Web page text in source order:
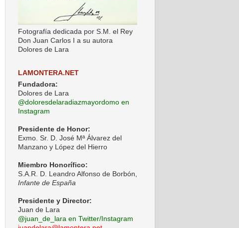
Fotografía dedicada por S.M. el Rey
Don Juan Carlos I a su autora
Dolores de Lara
LAMONTERA.NET
Fundadora:
Dolores de Lara
@doloresdelaradiazmayordomo en
Instagram
Presidente de Honor:
Exmo. Sr. D. José Mª Álvarez del
Manzano y López del Hierro
Miembro Honorífico:
S.A.R. D. Leandro Alfonso de Borbón,
Infante de España
Presidente y Director:
Juan de Lara
@juan_de_lara en Twitter/Instagram